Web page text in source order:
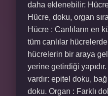
daha eklenebilir:
Hücre, doku, organ
Hücre : Canlıların en
tüm canlılar
hücrelerin bir araya
yerine getirdiği
vardır: epitel doku,
doku. Organ : Farklı